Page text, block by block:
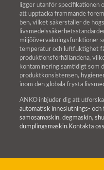
ligger utanför
att upptäcka främmande
ben, vilket säkerställer de
miljöövervakningsfunktioner
temperatur och luftfuktighet
produktionsförhållandena,
kontaminering samtidigt som
produktkonsistensen,
inom den globala frysta
ANKO inbjuder dig att
automatisk inneslutnings- och
samosamaskin, degmaskin,
dumplingsmaskin.Kontakta oss